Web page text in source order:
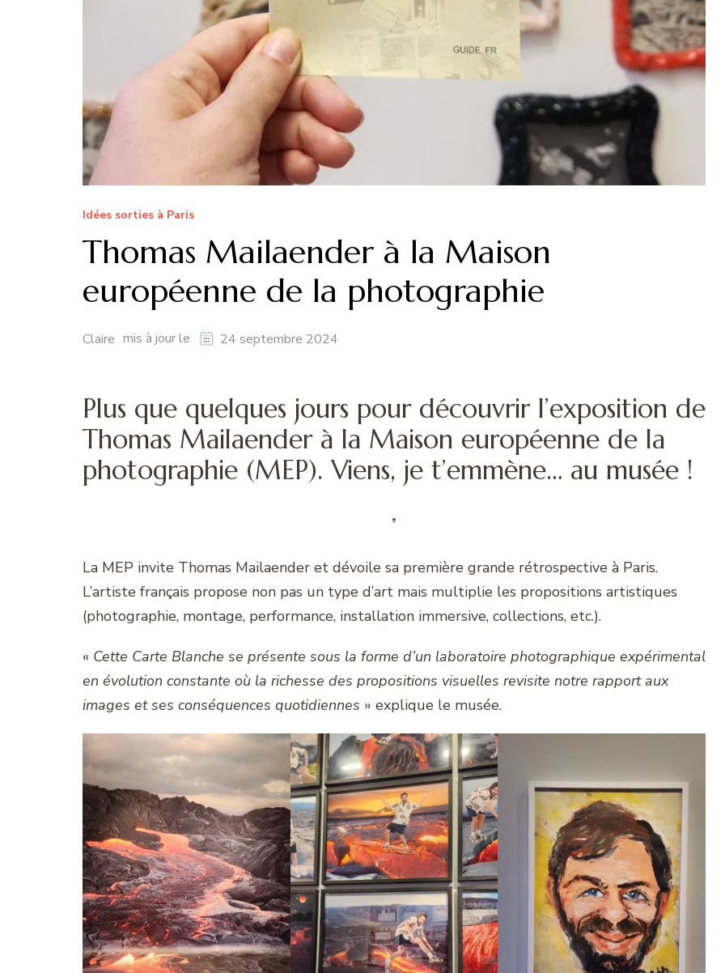
Idées sorties à Paris
Thomas Mailaender à la Maison
européenne de la photographie
Claire mis à jour le 24 septembre 2024
Plus que quelques jours pour découvrir l’exposition de
Thomas Mailaender à la Maison européenne de la
photographie (MEP). Viens, je t’emmène… au musée !
La MEP invite Thomas Mailaender et dévoile sa première grande rétrospective à Paris.
L’artiste français propose non pas un type d’art mais multiplie les propositions artistiques
(photographie, montage, performance, installation immersive, collections, etc.).
« Cette Carte Blanche se présente sous la forme d’un laboratoire photographique expérimental
en évolution constante où la richesse des propositions visuelles revisite notre rapport aux
images et ses conséquences quotidiennes » explique le musée.